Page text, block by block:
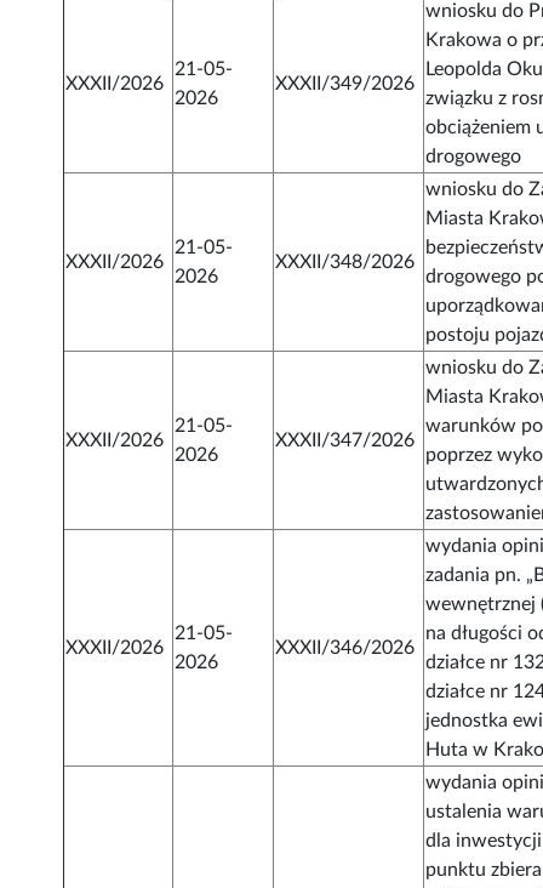
XXXII/2026
21-05-
2026
XXXII/349/2026
wniosku do
Krakowa o
Leopolda
związku z
obciążeniem
drogowego
XXXII/2026
21-05-
2026
XXXII/348/2026
wniosku do
Miasta
drogowego
postoju
XXXII/2026
21-05-
2026
XXXII/347/2026
wniosku do
Miasta
warunków
poprzez
XXXII/2026
21-05-
2026
XXXII/346/2026
wydania
zadania pn.
wewnętrznej
na długości
działce nr
działce nr
jednostka
Huta w
wydania
ustalenia
dla
punktu